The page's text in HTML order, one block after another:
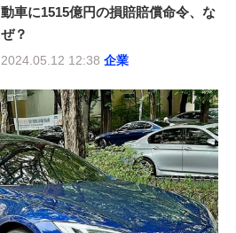
動車に1515億円の損賠賠償命令、な
ぜ？
2024.05.12 12:38 企業